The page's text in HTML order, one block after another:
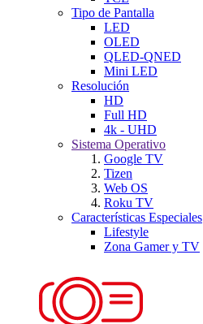
Tipo de Pantalla
LED
OLED
QLED-QNED
Mini LED
Resolución
HD
Full HD
4k - UHD
Sistema Operativo
Google TV
Tizen
Web OS
Roku TV
Características Especiales
Lifestyle
Zona Gamer y TV